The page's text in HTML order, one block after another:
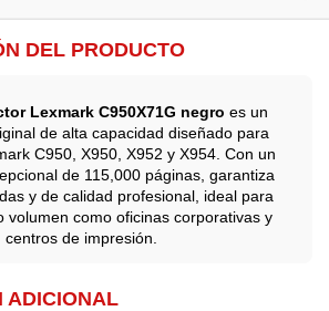
DEL PRODUCTO
Lexmark C950X71G negro es un
de alta capacidad diseñado para
C950, X950, X952 y X954. Con un
de 115,000 páginas, garantiza
y de calidad profesional, ideal para
volumen como oficinas corporativas y
centros de impresión.
ADICIONAL